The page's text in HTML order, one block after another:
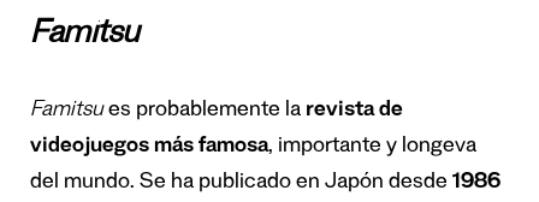
Famitsu
Famitsues probablemente la revista de
videojuegos más famosa, importante y longeva
del mundo. Se ha publicado en Japón desde 1986